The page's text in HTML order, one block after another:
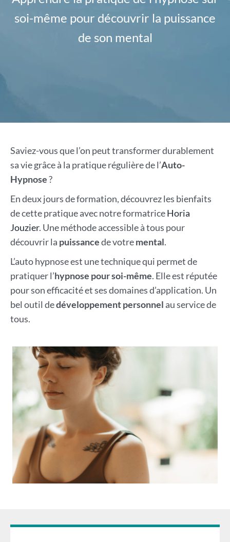
soi-même pour découvrir la puissance
de son mental
Saviez-vous que l’on peut transformer durablement
sa vie grâce à la pratique régulière de l’Auto-
Hypnose?
En deux jours de formation, découvrez les bienfaits
de cette pratique avec notre formatriceHoria
Jouzier. Une méthode accessible à tous pour
découvrir la puissancede votremental.
L’auto hypnose est une technique qui permet de
pratiquer l’hypnose pour soi-même. Elle est réputée
pour son efficacité et ses domaines d’application. Un
bel outil dedéveloppement personnel au service de
tous.